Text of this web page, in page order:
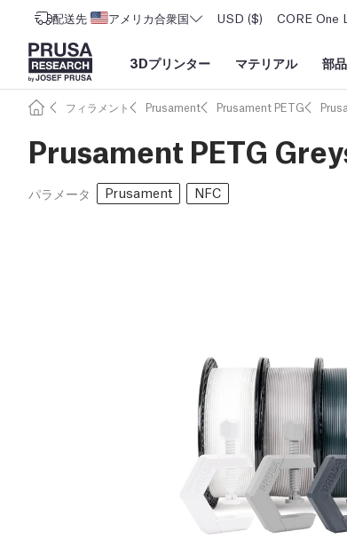
配送先 アメリカ合衆国 USD ($) CORE One
3Dプリンター マテリアル 部品
フィラメント Prusament Prusament PETG
Prusament PETG
パラメータ Prusament NFC